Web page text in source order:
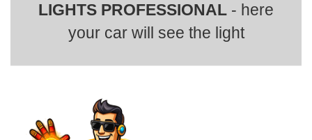
LIGHTS PROFESSIONAL - here
your car will see the light